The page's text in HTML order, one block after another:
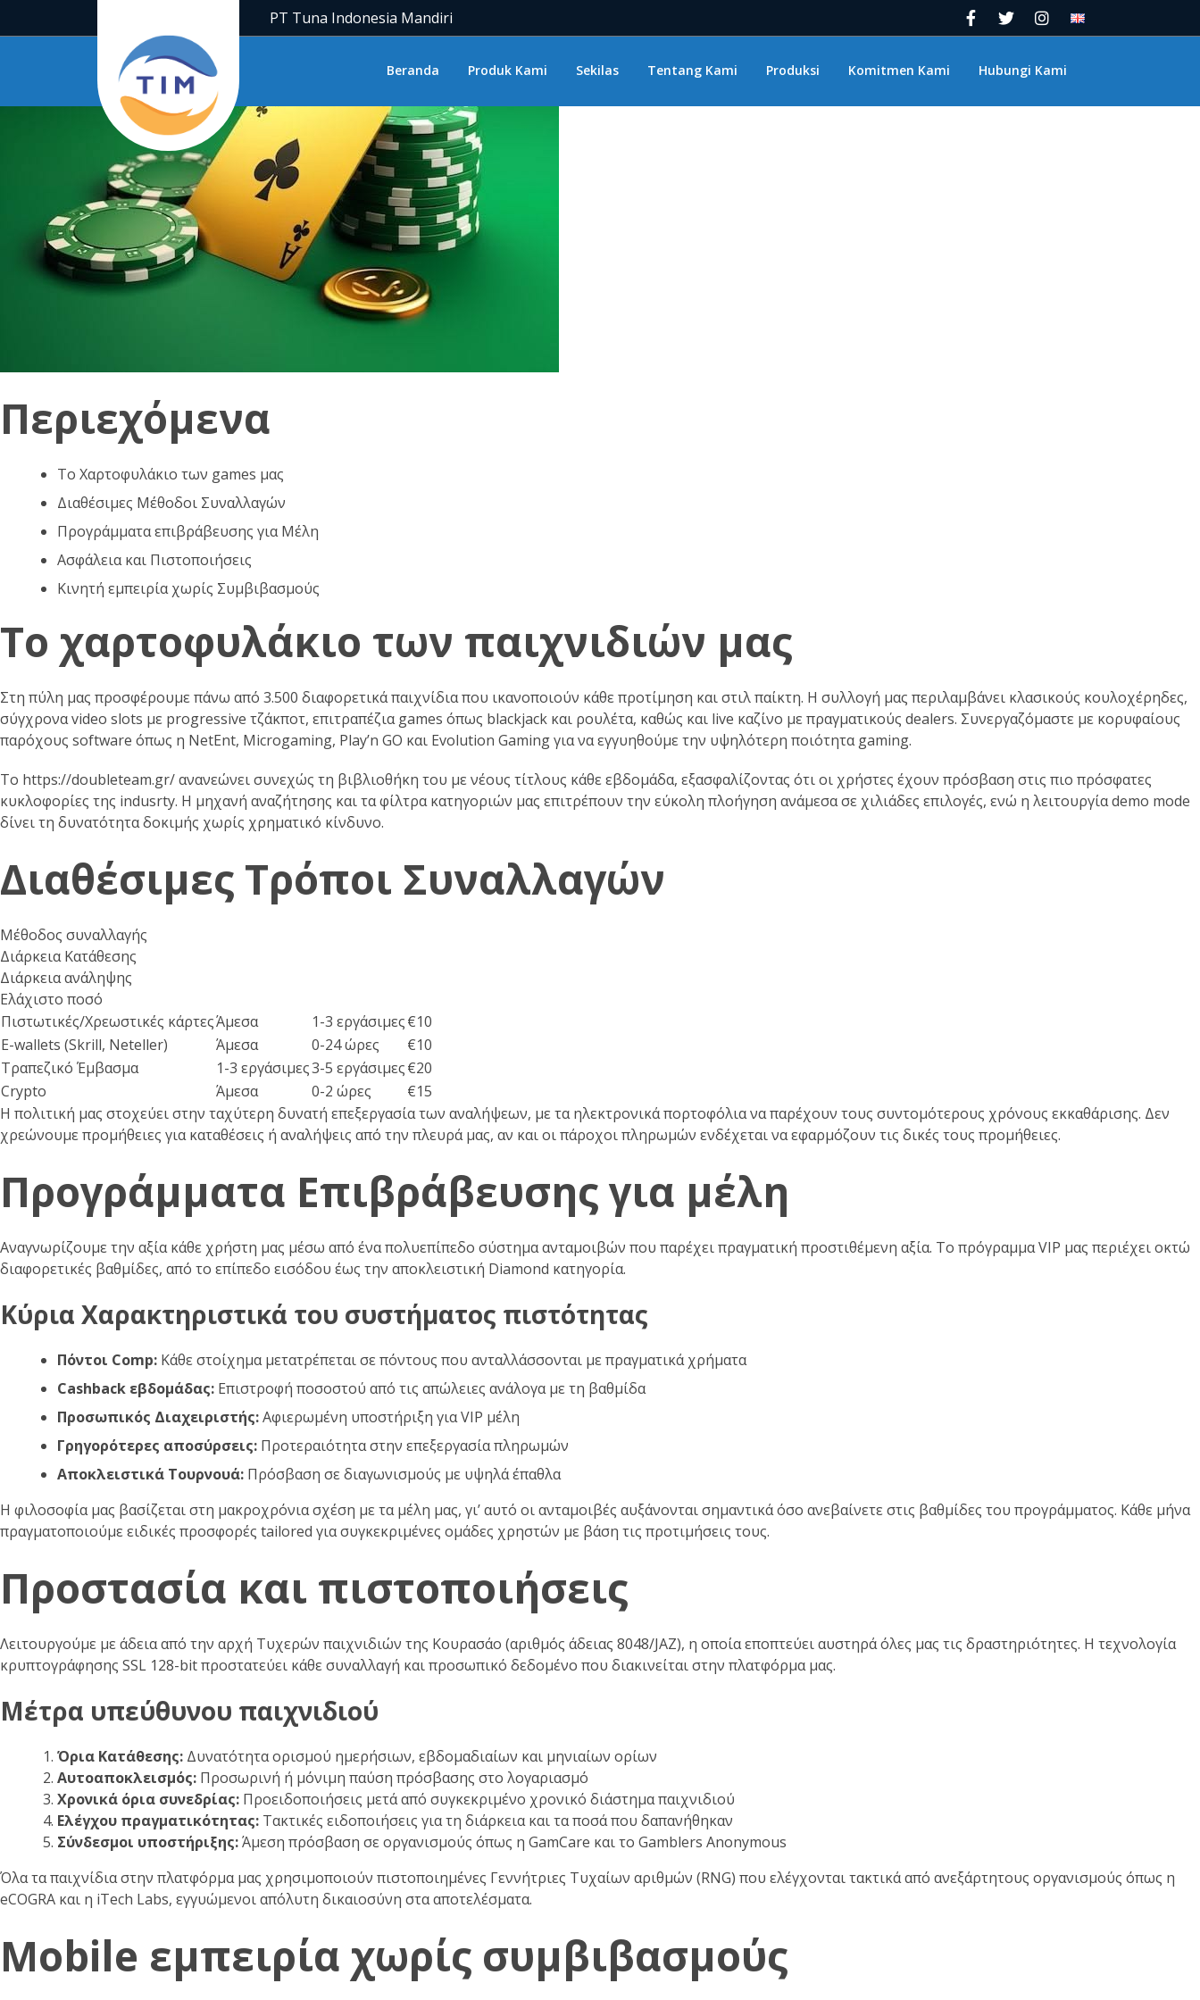
PT Tuna Indonesia Mandiri
Beranda Produk Kami Sekilas Tentang Kami Produksi Komitmen Kami Hubungi Kami
Περιεχόμενα
Το Χαρτοφυλάκιο των games μας
Διαθέσιμες Μέθοδοι Συναλλαγών
Προγράμματα επιβράβευσης για Μέλη
Ασφάλεια και Πιστοποιήσεις
Κινητή εμπειρία χωρίς Συμβιβασμούς
Το χαρτοφυλάκιο των παιχνιδιών μας
Στη πύλη μας προσφέρουμε πάνω από 3.500 διαφορετικά παιχνίδια που ικανοποιούν κάθε προτίμηση και στιλ παίκτη. Η συλλογή μας περιλαμβάνει κλασικούς κουλοχέρηδες,
σύγχρονα video slots με progressive τζάκποτ, επιτραπέζια games όπως blackjack και ρουλέτα, καθώς και live καζίνο με πραγματικούς dealers. Συνεργαζόμαστε με κορυφαίους
παρόχους software όπως η NetEnt, Microgaming, Play’n GO και Evolution Gaming για να εγγυηθούμε την υψηλότερη ποιότητα gaming.
Το https://doubleteam.gr/ανανεώνει συνεχώς τη βιβλιοθήκη του με νέους τίτλους κάθε εβδομάδα, εξασφαλίζοντας ότι οι χρήστες έχουν πρόσβαση στις πιο πρόσφατες
κυκλοφορίες της indusrty. Η μηχανή αναζήτησης και τα φίλτρα κατηγοριών μας επιτρέπουν την εύκολη πλοήγηση ανάμεσα σε χιλιάδες επιλογές, ενώ η λειτουργία demo mode
δίνει τη δυνατότητα δοκιμής χωρίς χρηματικό κίνδυνο.
Διαθέσιμες Τρόποι Συναλλαγών
Μέθοδος συναλλαγής
Διάρκεια Κατάθεσης
Διάρκεια ανάληψης
Ελάχιστο ποσό
Πιστωτικές/Χρεωστικές κάρτεςΆμεσα 1-3 εργάσιμες€10
E-wallets (Skrill, Neteller)
Άμεσα 0-24 ώρες
€10
Τραπεζικό Έμβασμα
1-3 εργάσιμες3-5 εργάσιμες€20
Crypto
Άμεσα 0-2 ώρες
€15
Η πολιτική μας στοχεύει στην ταχύτερη δυνατή επεξεργασία των αναλήψεων, με τα ηλεκτρονικά πορτοφόλια να παρέχουν τους συντομότερους χρόνους εκκαθάρισης. Δεν
χρεώνουμε προμήθειες για καταθέσεις ή αναλήψεις από την πλευρά μας, αν και οι πάροχοι πληρωμών ενδέχεται να εφαρμόζουν τις δικές τους προμήθειες.
Προγράμματα Επιβράβευσης για μέλη
Αναγνωρίζουμε την αξία κάθε χρήστη μας μέσω από ένα πολυεπίπεδο σύστημα ανταμοιβών που παρέχει πραγματική προστιθέμενη αξία. Το πρόγραμμα VIP μας περιέχει οκτώ
διαφορετικές βαθμίδες, από το επίπεδο εισόδου έως την αποκλειστική Diamond κατηγορία.
Κύρια Χαρακτηριστικά του συστήματος πιστότητας
Πόντοι Comp: Κάθε στοίχημα μετατρέπεται σε πόντους που ανταλλάσσονται με πραγματικά χρήματα
Cashback εβδομάδας: Επιστροφή ποσοστού από τις απώλειες ανάλογα με τη βαθμίδα
Προσωπικός Διαχειριστής:Αφιερωμένη υποστήριξη για VIP μέλη
Γρηγορότερες αποσύρσεις: Προτεραιότητα στην επεξεργασία πληρωμών
Αποκλειστικά Τουρνουά: Πρόσβαση σε διαγωνισμούς με υψηλά έπαθλα
Η φιλοσοφία μας βασίζεται στη μακροχρόνια σχέση με τα μέλη μας, γι’ αυτό οι ανταμοιβές αυξάνονται σημαντικά όσο ανεβαίνετε στις βαθμίδες του προγράμματος. Κάθε μήνα
πραγματοποιούμε ειδικές προσφορές tailored για συγκεκριμένες ομάδες χρηστών με βάση τις προτιμήσεις τους.
Προστασία και πιστοποιήσεις
Λειτουργούμε με άδεια από την αρχή Τυχερών παιχνιδιών της Κουρασάο (αριθμός άδειας 8048/JAZ), η οποία εποπτεύει αυστηρά όλες μας τις δραστηριότητες. Η τεχνολογία
κρυπτογράφησης SSL 128-bit προστατεύει κάθε συναλλαγή και προσωπικό δεδομένο που διακινείται στην πλατφόρμα μας.
Μέτρα υπεύθυνου παιχνιδιού
Όρια Κατάθεσης: Δυνατότητα ορισμού ημερήσιων, εβδομαδιαίων και μηνιαίων ορίων
Αυτοαποκλεισμός: Προσωρινή ή μόνιμη παύση πρόσβασης στο λογαριασμό
Χρονικά όρια συνεδρίας: Προειδοποιήσεις μετά από συγκεκριμένο χρονικό διάστημα παιχνιδιού
Ελέγχου πραγματικότητας: Τακτικές ειδοποιήσεις για τη διάρκεια και τα ποσά που δαπανήθηκαν
Σύνδεσμοι υποστήριξης:Άμεση πρόσβαση σε οργανισμούς όπως η GamCare και το Gamblers Anonymous
Όλα τα παιχνίδια στην πλατφόρμα μας χρησιμοποιούν πιστοποιημένες Γεννήτριες Τυχαίων αριθμών (RNG) που ελέγχονται τακτικά από ανεξάρτητους οργανισμούς όπως η
eCOGRA και η iTech Labs, εγγυώμενοι απόλυτη δικαιοσύνη στα αποτελέσματα.
Mobile εμπειρία χωρίς συμβιβασμούς